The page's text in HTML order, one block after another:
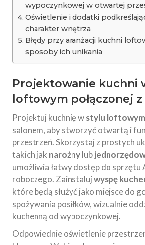
wypoczynkowej w otwartej
Oświetlenie i dodatki
charakter wnętrza
Błędy przy aranżacji kuchni
sposoby ich unikania
Projektowanie kuchni
loftowym połączonej
Projektuj kuchnię wstylu loftowym
salonem, aby stworzyć otwartą i
przestrzeń. Skorzystaj z prostych
takich jak narożnylub
umożliwia łatwy dostęp do sprzętu
roboczego. Zainstalujwyspę
które będą służyć jako miejsce do
spożywania posiłków, wizualnie
kuchenną od wypoczynkowej.
Odpowiednie oświetlenie